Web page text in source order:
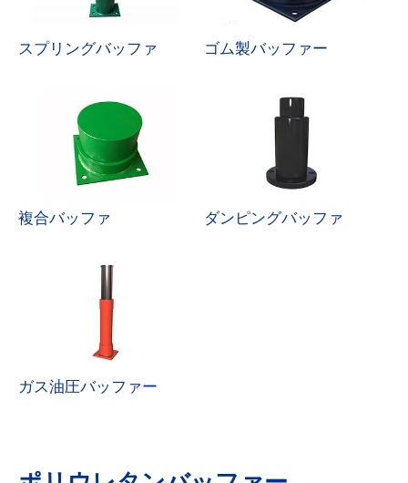
スプリングバッファ ゴム製バッファー
複合バッファ ダンピングバッファ
ガス油圧バッファー